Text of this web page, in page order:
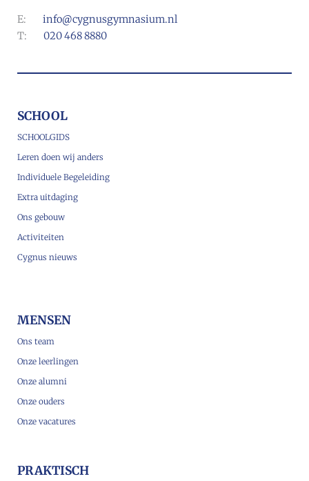
E: info@cygnusgymnasium.nl
T: 020 468 8880
SCHOOL
SCHOOLGIDS
Leren doen wij anders
Individuele Begeleiding
Extra uitdaging
Ons gebouw
Activiteiten
Cygnus nieuws
MENSEN
Ons team
Onze leerlingen
Onze alumni
Onze ouders
Onze vacatures
PRAKTISCH